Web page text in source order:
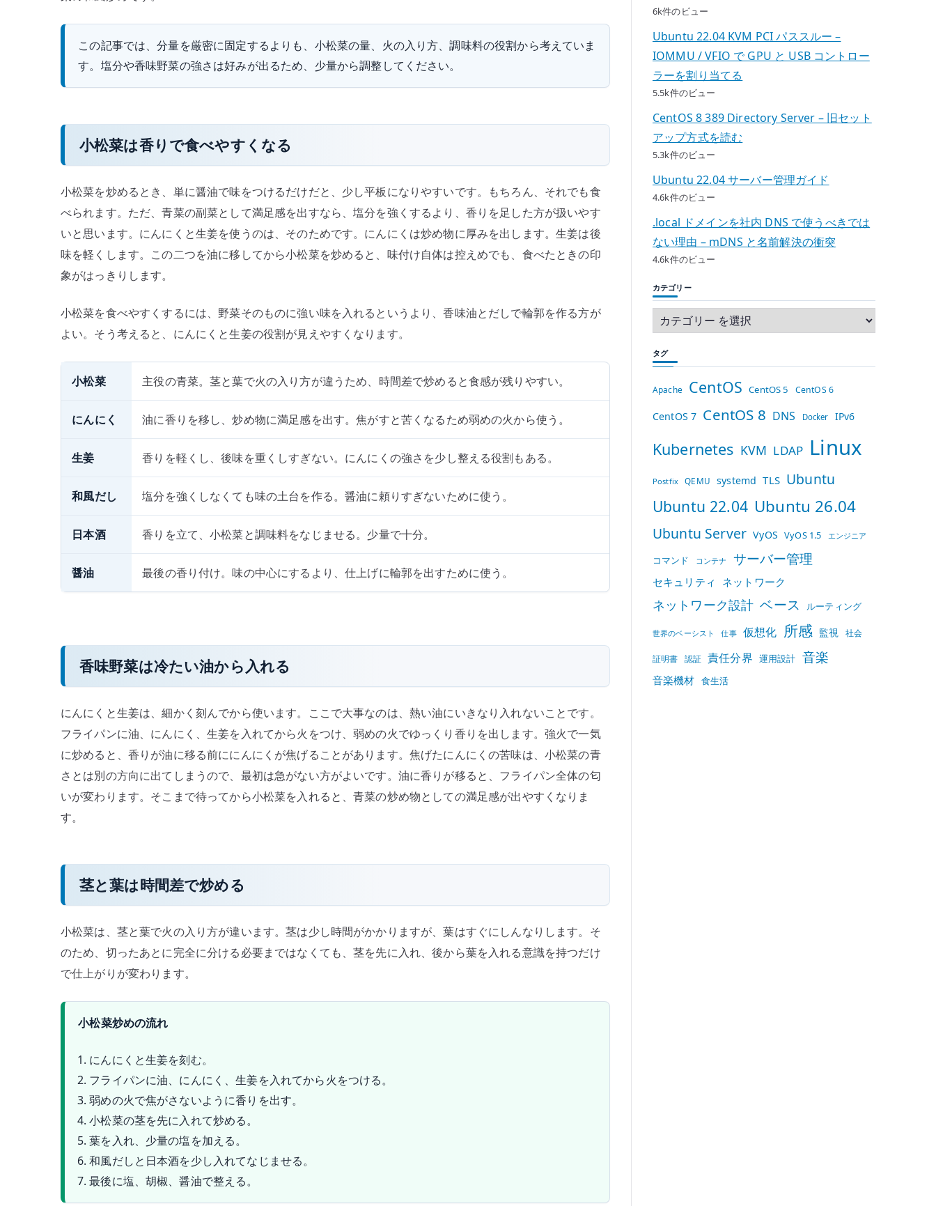
この記事では、分量を厳密に固定するよりも、小松菜の量、火の入り方、調味料の役割から考えていま
す。塩分や香味野菜の強さは好みが出るため、少量から調整してください。
小松菜は香りで食べやすくなる
小松菜を炒めるとき、単に醤油で味をつけるだけだと、少し平板になりやすいです。もちろん、それでも食
べられます。ただ、青菜の副菜として満足感を出すなら、塩分を強くするより、香りを足した方が扱いやす
いと思います。にんにくと生姜を使うのは、そのためです。にんにくは炒め物に厚みを出します。生姜は後
味を軽くします。この二つを油に移してから小松菜を炒めると、味付け自体は控えめでも、食べたときの印
象がはっきりします。
小松菜を食べやすくするには、野菜そのものに強い味を入れるというより、香味油とだしで輪郭を作る方が
よい。そう考えると、にんにくと生姜の役割が見えやすくなります。
小松菜 主役の青菜。茎と葉で火の入り方が違うため、時間差で炒めると食感が残りやすい。
にんにく 油に香りを移し、炒め物に満足感を出す。焦がすと苦くなるため弱めの火から使う。
生姜 香りを軽くし、後味を重くしすぎない。にんにくの強さを少し整える役割もある。
和風だし 塩分を強くしなくても味の土台を作る。醤油に頼りすぎないために使う。
日本酒 香りを立て、小松菜と調味料をなじませる。少量で十分。
醤油 最後の香り付け。味の中心にするより、仕上げに輪郭を出すために使う。
香味野菜は冷たい油から入れる
にんにくと生姜は、細かく刻んでから使います。ここで大事なのは、熱い油にいきなり入れないことです。
フライパンに油、にんにく、生姜を入れてから火をつけ、弱めの火でゆっくり香りを出します。強火で一気
に炒めると、香りが油に移る前ににんにくが焦げることがあります。焦げたにんにくの苦味は、小松菜の青
さとは別の方向に出てしまうので、最初は急がない方がよいです。油に香りが移ると、フライパン全体の匂
いが変わります。そこまで待ってから小松菜を入れると、青菜の炒め物としての満足感が出やすくなりま
す。
茎と葉は時間差で炒める
小松菜は、茎と葉で火の入り方が違います。茎は少し時間がかかりますが、葉はすぐにしんなりします。そ
のため、切ったあとに完全に分ける必要まではなくても、茎を先に入れ、後から葉を入れる意識を持つだけ
で仕上がりが変わります。
小松菜炒めの流れ
にんにくと生姜を刻む。
フライパンに油、にんにく、生姜を入れてから火をつける。
弱めの火で焦がさないように香りを出す。
小松菜の茎を先に入れて炒める。
葉を入れ、少量の塩を加える。
和風だしと日本酒を少し入れてなじませる。
最後に塩、胡椒、醤油で整える。
6k件のビュー
Ubuntu 22.04 KVM PCI パススルー –
IOMMU / VFIO で GPU と USB コントロー
ラーを割り当てる
5.5k件のビュー
CentOS 8 389 Directory Server – 旧セット
アップ方式を読む
5.3k件のビュー
Ubuntu 22.04 サーバー管理ガイド
4.6k件のビュー
.local ドメインを社内 DNS で使うべきでは
ない理由 – mDNS と名前解決の衝突
4.6k件のビュー
カテゴリー
タグ
Apache CentOS CentOS 5 CentOS 6
CentOS 7 CentOS 8 DNS Docker IPv6
Kubernetes KVM LDAP Linux
Postfix QEMU systemd TLS Ubuntu
Ubuntu 22.04 Ubuntu 26.04
Ubuntu Server VyOS VyOS 1.5 エンジニア
コマンド コンテナ サーバー管理
セキュリティ ネットワーク
ネットワーク設計 ベース ルーティング
世界のベーシスト 仕事 仮想化 所感 監視 社会
証明書 認証 責任分界 運用設計 音楽
音楽機材 食生活